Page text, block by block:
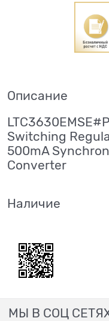
Описание
Switching
500mA
Converter
Наличие
МЫ В СОЦ